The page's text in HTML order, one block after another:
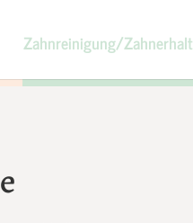
Zahnreinigung/Zahnerhalt